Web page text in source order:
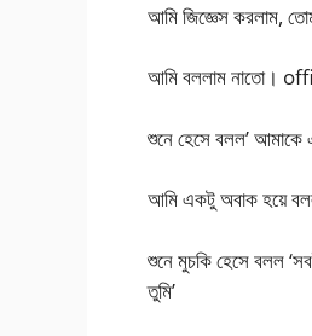
আমি জিজ্ঞেস করলাম,
আমি বললাম নাতো।
শুনে হেসে বলল’ আমাকে
আমি একটু অবাক হয়ে
শুনে মুচকি হেসে বলল
তুমি’